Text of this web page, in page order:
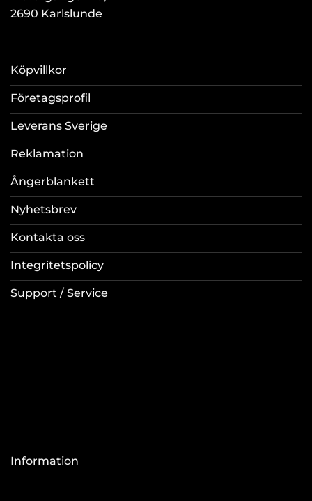
2690 Karlslunde
Köpvillkor
Företagsprofil
Leverans Sverige
Reklamation
Ångerblankett
Nyhetsbrev
Kontakta oss
Integritetspolicy
Support / Service
Information